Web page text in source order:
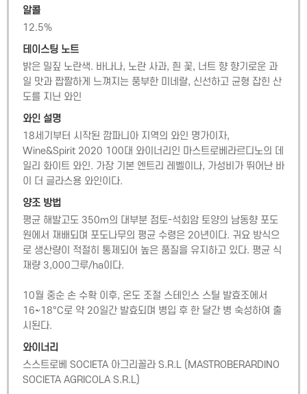
알콜
12.5%
테이스팅 노트
밝은 밀짚 노란색. 바나나, 노란 사과, 흰 꽃, 너트 향 향기로운 과
일 맛과 짭짤하게 느껴지는 풍부한 미네랄, 신선하고 균형 잡힌 산
도를 지닌 와인
와인 설명
18세기부터 시작된 깜파니아 지역의 와인 명가이자,
Wine&Spirit 2020 100대 와이너리인 마스트로베라르디노의 데
일리 화이트 와인. 가장 기본 엔트리 레벨이나, 가성비가 뛰어난 바
이 더 글라스용 와인이다.
양조 방법
평균 해발고도 350m의 대부분 점토-석회암 토양의 남동향 포도
원에서 재배되며 포도나무의 평균 수령은 20년이다. 귀요 방식으
로 생산량이 적절히 통제되어 높은 품질을 유지하고 있다. 평균 식
재량 3,000그루/ha이다.
10월 중순 손 수확 이후, 온도 조절 스테인스 스틸 발효조에서
16~18°C로 약 20일간 발효되며 병입 후 한 달간 병 숙성하여 출
시된다.
와이너리
스스트로베 SOCIETA 아그리꼴라 S.R.L ( MASTROBERARDINO
SOCIETA AGRICOLA S.R.L)